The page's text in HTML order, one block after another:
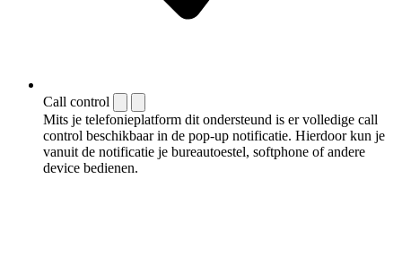
Call control
Mits je telefonieplatform dit ondersteund is er volledige call
control beschikbaar in de pop-up notificatie. Hierdoor kun je
vanuit de notificatie je bureautoestel, softphone of andere
device bedienen.